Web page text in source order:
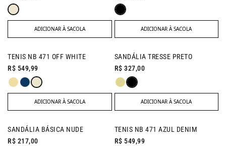
ADICIONAR À SACOLA ADICIONAR À SACOLA
TENIS NB 471 OFF WHITE
R$ 549,99
ADICIONAR À SACOLA
SANDÁLIA TRESSE PRETO
R$ 327,00
ADICIONAR À SACOLA
SANDÁLIA BÁSICA NUDE
R$ 217,00
TENIS NB 471 AZUL DENIM
R$ 549,99